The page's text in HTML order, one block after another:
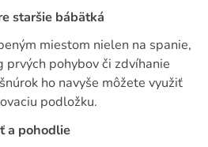
staršie bábätká
miestom nielen na spanie,
prvých pohybov či zdvíhanie
ho navyše môžete využiť
podložku.
a pohodlie